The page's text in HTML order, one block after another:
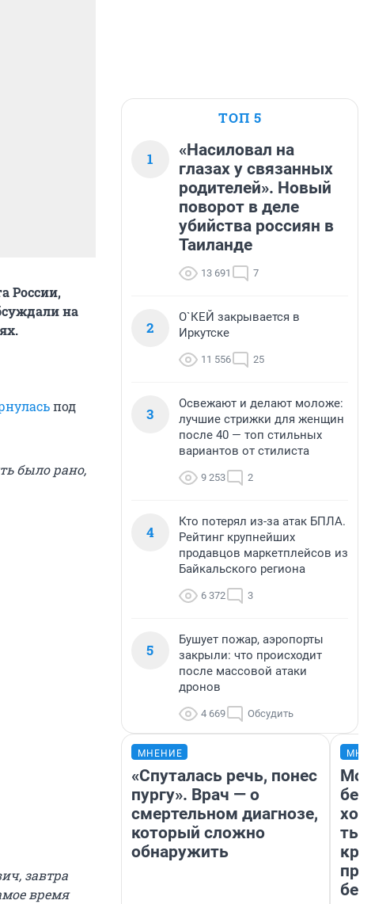
России,
на
под
было рано,
завтра
время
ТОП 5
1
«Насиловал на
глазах у связанных
родителей». Новый
поворот в деле
убийства россиян в
Таиланде
13 691 7
2
О`КЕЙ закрывается в
Иркутске
11 556 25
3
Освежают и делают моложе:
лучшие стрижки для женщин
после 40 — топ стильных
вариантов от стилиста
9 253 2
4
Кто потерял из-за атак БПЛА.
Рейтинг крупнейших
продавцов маркетплейсов из
Байкальского региона
6 372 3
5
Бушует пожар, аэропорты
закрыли: что происходит
после массовой атаки
дронов
4 669 Обсудить
МНЕНИЕ
«Спуталась речь, понес
пургу». Врач — о
смертельном диагнозе,
который сложно
обнаружить
Мой